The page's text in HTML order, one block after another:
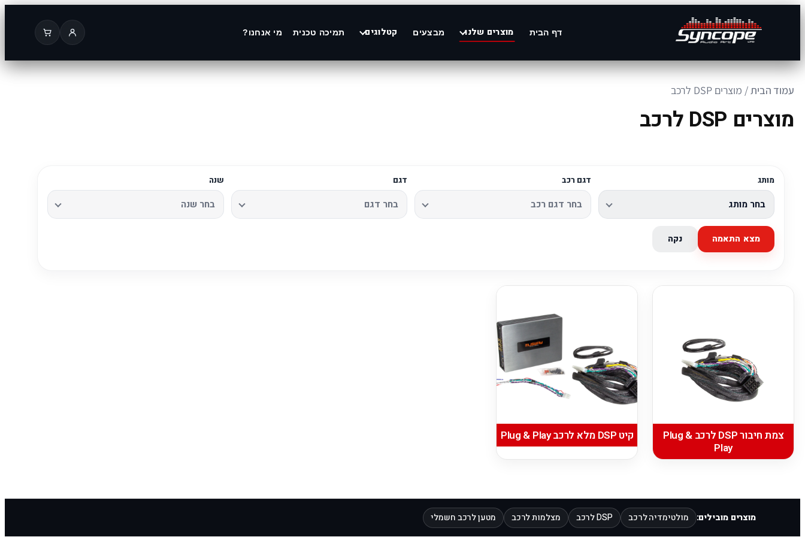
דף הבית מוצרים שלנו מבצעים קטלוגים תמיכה טכנית מי אנחנו?
עמוד הבית / מוצרים DSP לרכב
מוצרים DSP לרכב
מותג דגם רכב דגם שנה
מצא התאמה נקה
צמת חיבור DSP לרכב Plug &
Play
קיט DSP מלא לרכב Plug & Play
מוצרים מובילים: מולטימדיה לרכב DSP לרכב מצלמות לרכב מטען לרכב חשמלי